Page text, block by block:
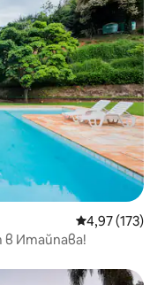
Средна
4,97 (173)
в Итайпава!